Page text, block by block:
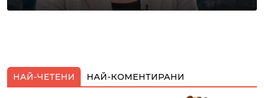
НАЙ-ЧЕТЕНИ НАЙ-КОМЕНТИРАНИ